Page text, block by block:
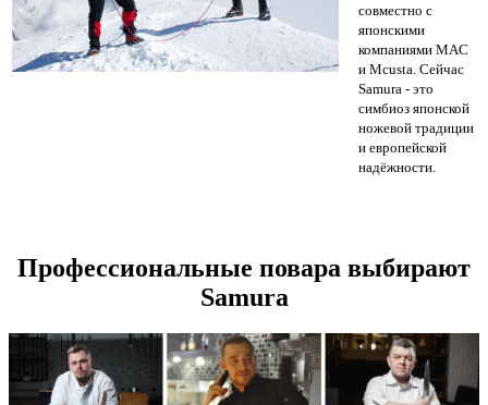
совместно с
японскими
компаниями MAC
и Mcusta. Сейчас
Samura - это
симбиоз японской
ножевой традиции
и европейской
надёжности.
Профессиональные повара выбирают
Samura